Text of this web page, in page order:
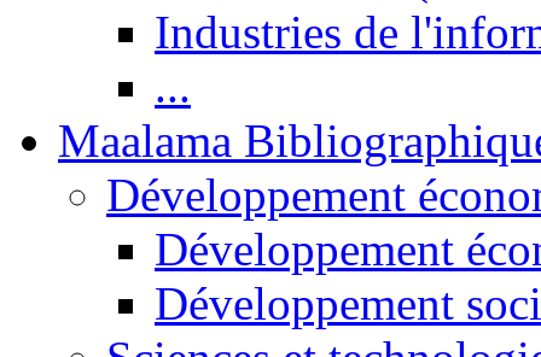
Industries de
...
Maalama
Développement
Développement
Développement